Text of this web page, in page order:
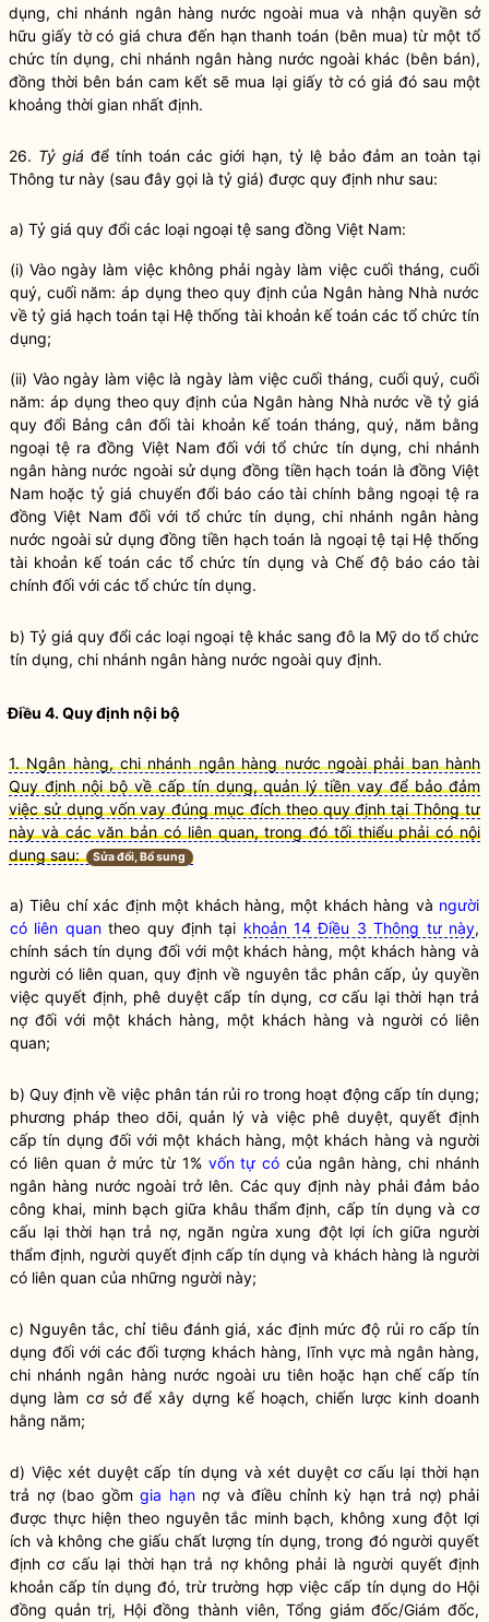
dụng, chi nhánh ngân hàng nước ngoài mua và nhận quyềnsở
hữu giấy tờ có giá chưa đến hạn thanh toán (bên mua) từ mộttổ
chức tín dụng, chi nhánh ngân hàng nước ngoài khác (bên bán),
đồng thời bên bán cam kết sẽ mua lại giấy tờ có giá đó sau một
khoảng thời gian nhất định.
26. Tỷ giá để tính toán các giới hạn, tỷ lệ bảo đảm an toàn tại
Thông tư này (sau đây gọi là tỷ giá) được quy định như sau:
a) Tỷ giá quy đổi các loại ngoại tệ sang đồng Việt Nam:
(i) Vào ngày làm việc không phải ngày làm việc cuối tháng, cuối
quý, cuối năm: áp dụng theo quy định của Ngân hàng Nhà nước
về tỷ giá hạch toán tại Hệ thống tài khoản kế toán các tổ chức tín
dụng;
(ii) Vào ngày làm việc là ngày làm việc cuối tháng, cuối quý, cuối
năm: áp dụng theo quy định của Ngân hàng Nhà nước về tỷ giá
quy đổi Bảng cân đối tài khoản kế toán tháng, quý, năm bằng
ngoại tệ ra đồng Việt Nam đối vớitổ chức tín dụng, chi nhánh
ngân hàng nước ngoài sử dụng đồng tiền hạch toán là đồng Việt
Nam hoặc tỷ giá chuyển đổi báo cáo tài chính bằng ngoại tệ ra
đồng Việt Nam đối với tổ chức tín dụng, chi nhánh ngân hàng
nước ngoàisử dụng đồng tiền hạch toán là ngoại tệ tại Hệ thống
tài khoản kế toán các tổ chức tín dụng và Chế độ báo cáo tài
chính đối với các tổ chức tín dụng.
b) Tỷ giá quy đổi các loại ngoại tệ khác sang đô la Mỹ do tổ chức
tín dụng, chi nhánh ngân hàng nước ngoài quy định.
Điều 4. Quy định nội bộ
1. Ngân hàng, chi nhánh ngân hàng nước ngoài phải ban hành
Quy định nội bộ về cấp tín dụng, quản lý tiền vay để bảo đảm
việc sử dụng vốn vay đúng mục đích theo quy định tại Thông tư
này và các văn bản có liên quan, trong đó tối thiểu phải có nội
dung sau:
Sửa đổi, Bổ sung
a) Tiêu chí xác định một khách hàng, một khách hàng và người
có liên quantheo quy định tại khoản 14 Điều 3 Thông tư này,
chính sách tín dụng đối với một khách hàng, một khách hàng và
người có liên quan, quy định về nguyên tắc phân cấp, ủy quyền
việc quyết định, phê duyệtcấp tín dụng, cơ cấu lại thời hạn trả
nợ đối với một khách hàng, một khách hàng và người có liên
quan;
b) Quy định về việc phân tán rủi ro trong hoạt động cấp tín dụng;
phương pháp theo dõi, quản lý và việc phê duyệt, quyết định
cấp tín dụng đối với một khách hàng, một khách hàng và người
có liên quanở mức từ 1% vốn tự có của ngân hàng,chi nhánh
ngân hàng nước ngoài trở lên. Các quy định này phải đảm bảo
công khai, minh bạch giữa khâu thẩm định, cấp tín dụng và cơ
cấu lại thời hạn trả nợ, ngăn ngừa xung đột lợi ích giữa người
thẩm định, người quyết định cấp tín dụng và khách hàng là người
có liên quan của những người này;
c) Nguyên tắc, chỉ tiêu đánh giá, xác định mức độ rủi ro cấp tín
dụng đối với các đối tượng khách hàng, lĩnh vực mà ngân hàng,
chi nhánh ngân hàng nước ngoàiưu tiên hoặc hạn chế cấp tín
dụng làm cơ sở để xây dựng kế hoạch, chiến lược kinh doanh
hằng năm;
d) Việc xét duyệt cấp tín dụng và xét duyệt cơ cấu lại thời hạn
trả nợ (bao gồm gia hạnnợ và điều chỉnh kỳ hạn trả nợ) phải
được thực hiện theo nguyên tắc minh bạch, không xung đột lợi
ích và không che giấu chất lượng tín dụng, trong đó người quyết
định cơ cấu lại thời hạn trả nợ không phải là người quyết định
khoảncấp tín dụng đó, trừ trường hợp việc cấp tín dụng do Hội
đồng quản trị, Hội đồng thành viên, Tổng giám đốc/Giám đốc,